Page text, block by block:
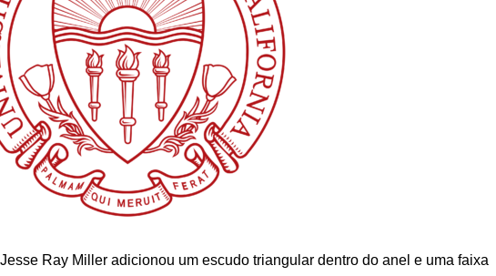
Ray Miller adicionou um escudo triangular dentro do anel e uma faixa